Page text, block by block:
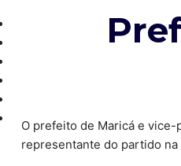
COLUNAS
O prefeito de Maricá e vice-
representante do partido